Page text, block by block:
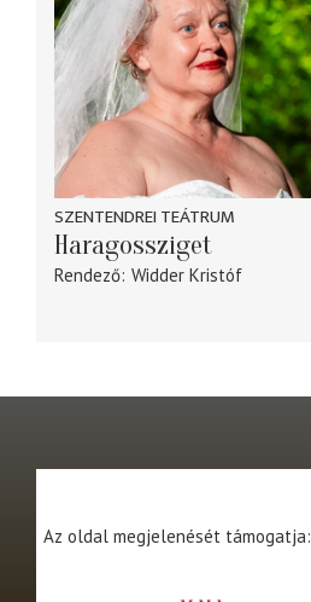
SZENTENDREI TEÁTRUM
Haragossziget
Rendező Widder Kristóf
Az oldal megjelenését támogatja: